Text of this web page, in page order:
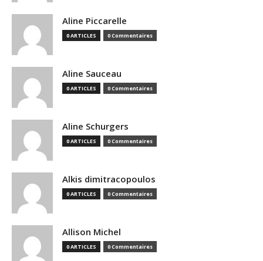
Aline Piccarelle
0 ARTICLES 0 Commentaires
Aline Sauceau
0 ARTICLES 0 Commentaires
Aline Schurgers
0 ARTICLES 0 Commentaires
Alkis dimitracopoulos
0 ARTICLES 0 Commentaires
Allison Michel
0 ARTICLES 0 Commentaires